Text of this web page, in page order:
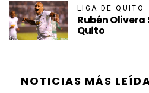
LIGA DE QUITO
Rubén Olivera
Quito
NOTICIAS MÁS